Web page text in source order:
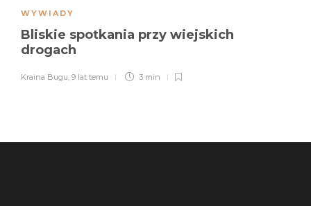
WYWIADY
Bliskie spotkania przy wiejskich
drogach
Kraina Bugu, 9 lat temu 3 min